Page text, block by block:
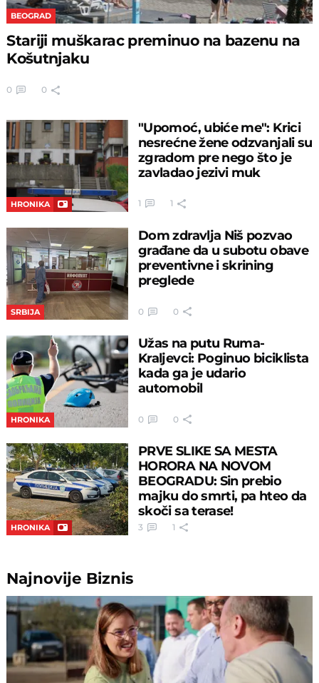
BEOGRAD
Stariji muškarac preminuo na bazenu na
Košutnjaku
0 0
HRONIKA
"Upomoć, ubiće me": Krici
nesrećne žene odzvanjali su
zgradom pre nego što je
zavladao jezivi muk
1 1
SRBIJA
Dom zdravlja Niš pozvao
građane da u subotu obave
preventivne i skrining
preglede
0 0
HRONIKA
Užas na putu Ruma-
Kraljevci: Poginuo biciklista
kada ga je udario
automobil
0 0
HRONIKA
PRVE SLIKE SA MESTA
HORORA NA NOVOM
BEOGRADU: Sin prebio
majku do smrti, pa hteo da
skoči sa terase!
3 1
Najnovije Biznis